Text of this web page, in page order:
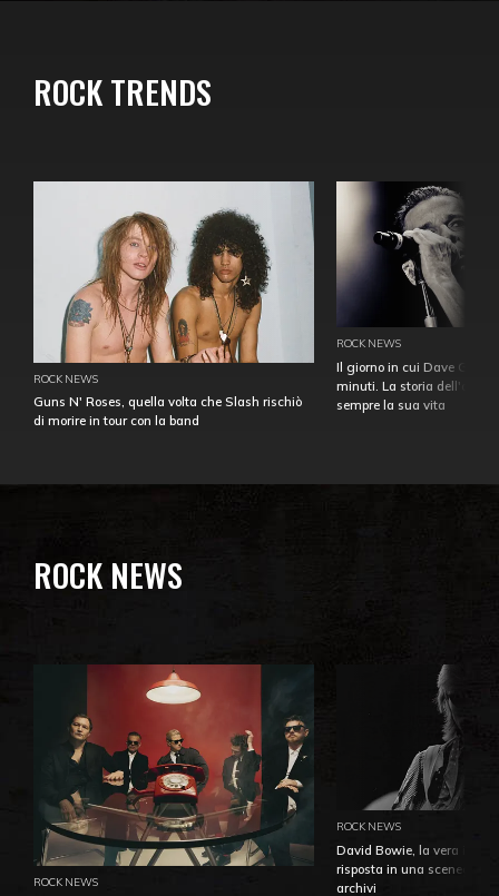
ROCK TRENDS
ROCK NEWS
Guns N' Roses, quella volta che Slash rischiò
di morire in tour con la band
ROCK NEWS
Il giorno in cui Dave
minuti. La storia
sempre la sua vita
ROCK NEWS
ROCK NEWS
ROCK NEWS
David Bowie, la vera
risposta in una
archivi